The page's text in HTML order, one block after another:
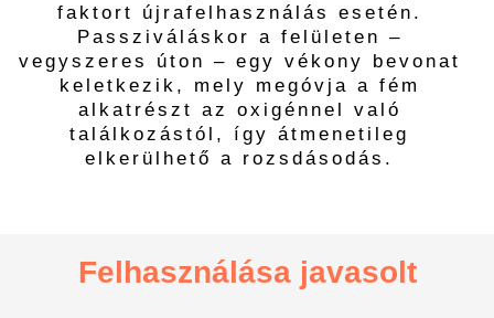
faktort újrafelhasználás esetén.
Passziváláskor a felületen –
vegyszeres úton – egy vékony bevonat
keletkezik, mely megóvja a fém
alkatrészt az oxigénnel való
találkozástól, így átmenetileg
elkerülhető a rozsdásodás.
Felhasználása javasolt